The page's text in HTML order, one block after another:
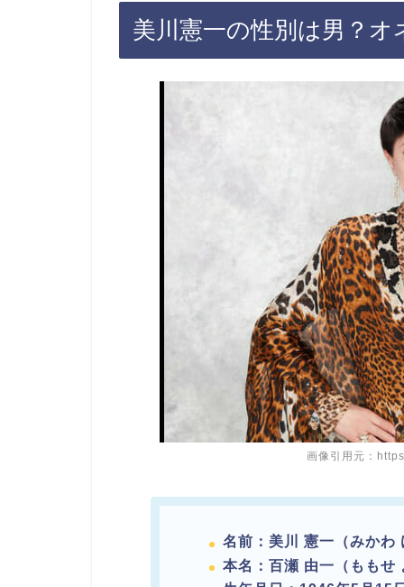
美川憲一の性別は男？
画像引用元：
名前：美川 憲一（みかわ
本名：百瀬 由一（ももせ